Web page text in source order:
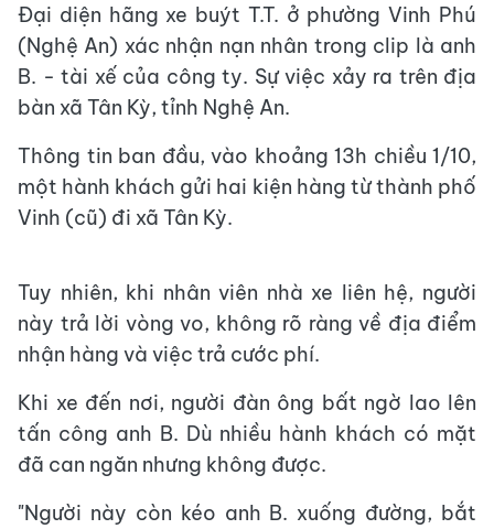
Đại diện hãng xe buýt T.T. ở phường Vinh Phú
(Nghệ An) xác nhận nạn nhân trong clip là anh
B. - tài xế của công ty. Sự việc xảy ra trên địa
bàn xã Tân Kỳ, tỉnh Nghệ An.
Thông tin ban đầu, vào khoảng 13h chiều 1/10,
một hành khách gửi hai kiện hàng từ thành phố
Vinh (cũ) đi xã Tân Kỳ.
Tuy nhiên, khi nhân viên nhà xe liên hệ, người
này trả lời vòng vo, không rõ ràng về địa điểm
nhận hàng và việc trả cước phí.
Khi xe đến nơi, người đàn ông bất ngờ lao lên
tấn công anh B. Dù nhiều hành khách có mặt
đã can ngăn nhưng không được.
"Người này còn kéo anh B. xuống đường, bắt